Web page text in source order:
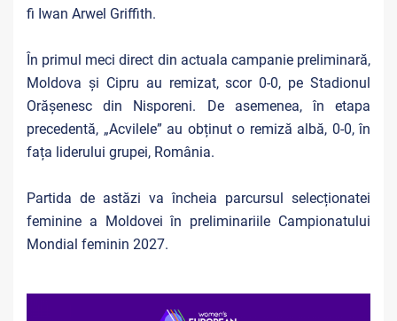
fi Iwan Arwel Griffith.
În primul meci direct din actuala campanie preliminară,
Moldova și Cipru au remizat, scor 0-0, pe Stadionul
Orășenesc din Nisporeni. De asemenea, în etapa
precedentă, „Acvilele” au obținut o remiză albă, 0-0, în
fața liderului grupei, România.
Partida de astăzi va încheia parcursul selecționatei
feminine a Moldovei în preliminariile Campionatului
Mondial feminin 2027.